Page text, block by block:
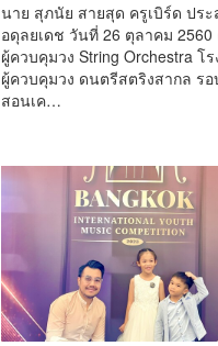
นาย สุภนัย สายสุด ครูเบิร์ด ปร
อดุลยเดช วันที่ 26 ตุลาคม
ผู้ควบคุมวง String Orchestra โ
ผู้ควบคุมวง ดนตรีสตริงสากล ร
สอนเค…